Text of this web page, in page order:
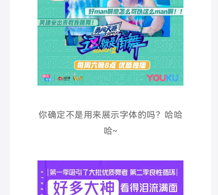
你确定不是用来展示字体的吗？哈哈
哈~